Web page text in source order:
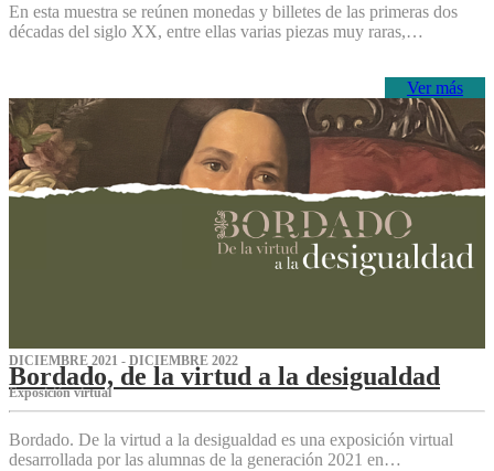
En esta muestra se reúnen monedas y billetes de las primeras dos
décadas del siglo XX, entre ellas varias piezas muy raras,…
Ver más
DICIEMBRE 2021 - DICIEMBRE 2022
Bordado, de la virtud a la desigualdad
Exposición virtual‌
Bordado. De la virtud a la desigualdad es una exposición virtual
desarrollada por las alumnas de la generación 2021 en…